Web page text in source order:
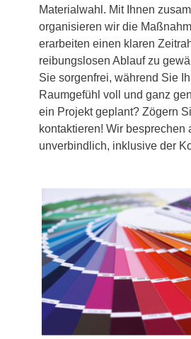
Materialwahl. Mit Ihnen
organisieren wir die
erarbeiten einen klaren
reibungslosen Ablauf zu
Sie sorgenfrei, während Sie
Raumgefühl voll und ganz
ein Projekt geplant? Zögern
kontaktieren! Wir besprechen
unverbindlich, inklusive der